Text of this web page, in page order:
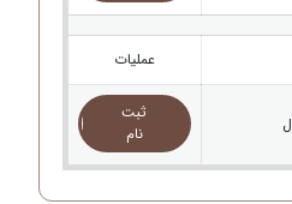
عملیات
ثبت
نام